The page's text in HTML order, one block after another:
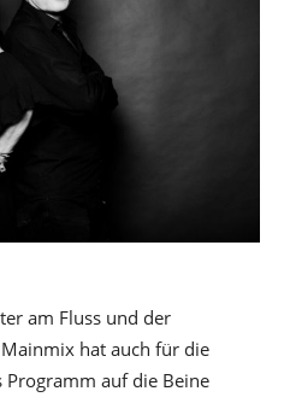
am Fluss und der
hat auch für die
Programm auf die Beine